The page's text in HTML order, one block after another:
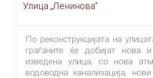
Улица „Ленинова“
По реконструкцијата на
граѓаните ќе добијат нова и
изведена улица, со нова
водоводна канализација,